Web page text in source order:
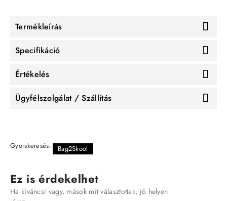
Termékleírás
Specifikáció
Értékelés
Ügyfélszolgálat / Szállítás
Gyorskeresés: Bag2Skool
Ez is érdekelhet
Ha kíváncsi vagy, mások mit választottak, jó helyen